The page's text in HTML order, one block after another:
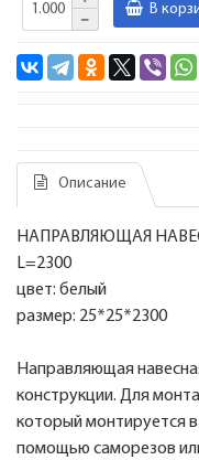
В
Описание
НАПРАВЛЯЮЩАЯ
L=2300
цвет: белый
размер: 25*25*2300
Направляющая
конструкции. Для
который монтируется в
помощью саморезов